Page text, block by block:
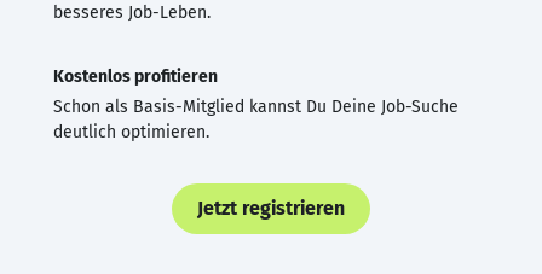
besseres Job-Leben.
Kostenlos profitieren
Schon als Basis-Mitglied kannst Du Deine Job-Suche
deutlich optimieren.
Jetzt registrieren